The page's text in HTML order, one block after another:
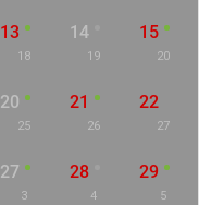
13
18
14
19
15
20
20
25
21
26
22
27
27
3
28
4
29
5